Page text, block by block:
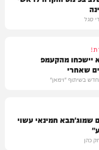
סגל
יישכחו מהקעמפ
שאחרי
בשיתוף "וימאן"
שמוג'תבא חמינאי עשוי
כהן